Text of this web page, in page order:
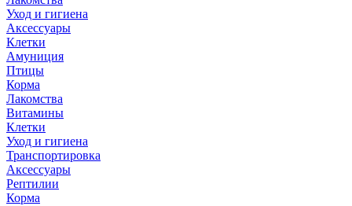
Уход и гигиена
Аксессуары
Клетки
Амуниция
Птицы
Корма
Лакомства
Витамины
Клетки
Уход и гигиена
Транспортировка
Аксессуары
Рептилии
Корма